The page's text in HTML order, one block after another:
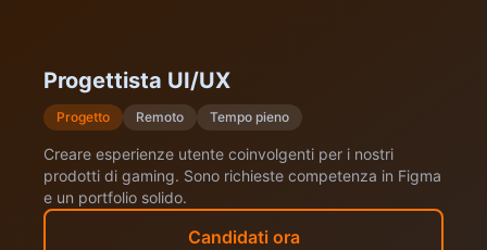
Progettista UI/UX
Progetto Remoto Tempo pieno
Creare esperienze utente coinvolgenti per i nostri
prodotti di gaming. Sono richieste competenza in Figma
e un portfolio solido.
Candidati ora